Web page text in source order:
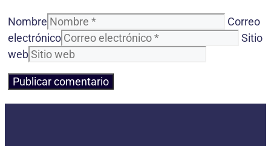
Nombre
Correo
electrónico
Sitio
web